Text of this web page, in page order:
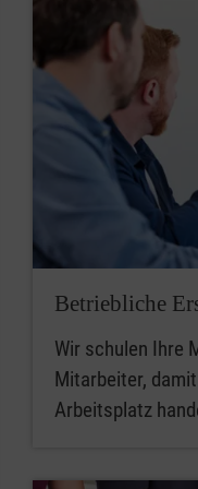
Betriebliche
Wir schulen Ihre
Mitarbeiter,
Arbeitsplatz